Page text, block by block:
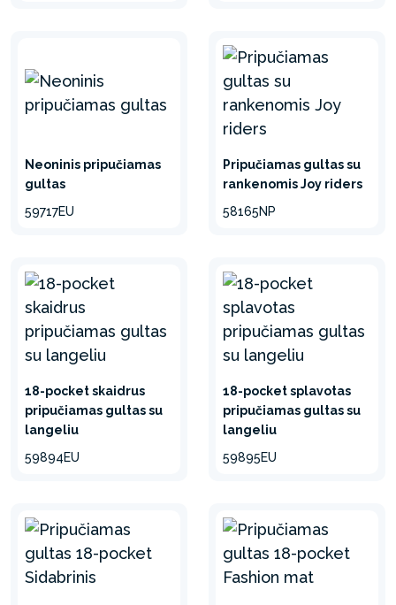
Neoninis pripučiamas
gultas
59717EU
Pripučiamas gultas su
rankenomis Joy riders
58165NP
18-pocket skaidrus
pripučiamas gultas su
langeliu
59894EU
18-pocket splavotas
pripučiamas gultas su
langeliu
59895EU